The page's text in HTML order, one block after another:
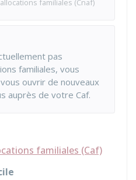
familiales (Cnaf)
pas
familiales, vous
ouvrir de nouveaux
auprès de votre Caf.
familiales (Caf)